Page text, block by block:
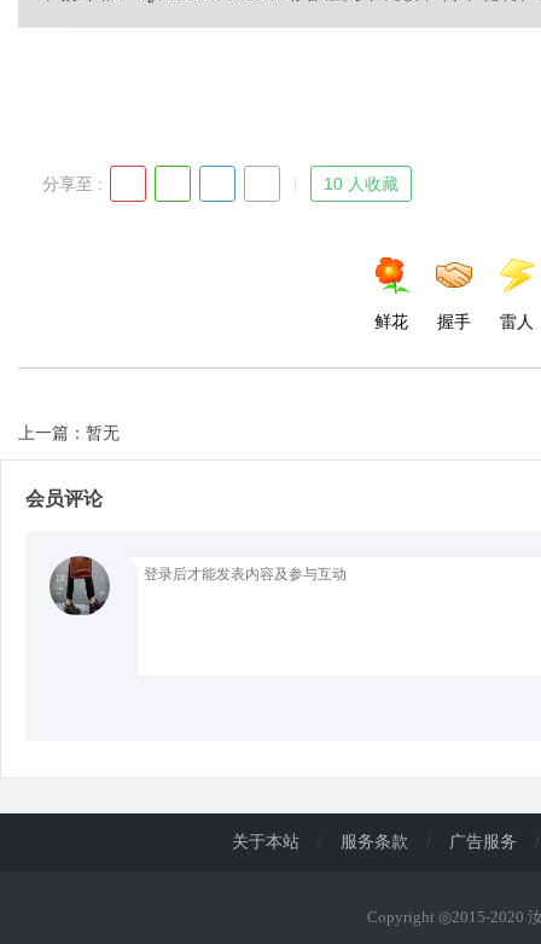
分享至 : 10 人收藏
鲜花 握手 雷人
上一篇：暂无
会员评论
关于本站 / 服务条款 / 广告服务 /
Copyright ◎2015-2020